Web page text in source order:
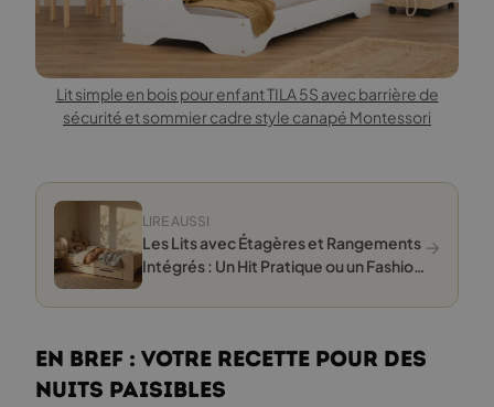
Lit simple en bois pour enfant TILA 5S avec barrière de
sécurité et sommier cadre style canapé Montessori
LIRE AUSSI
Les Lits avec Étagères et Rangements
Intégrés : Un Hit Pratique ou un Fashion
→
En bref : Votre recette pour des
nuits paisibles